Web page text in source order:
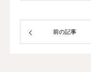
前の記事